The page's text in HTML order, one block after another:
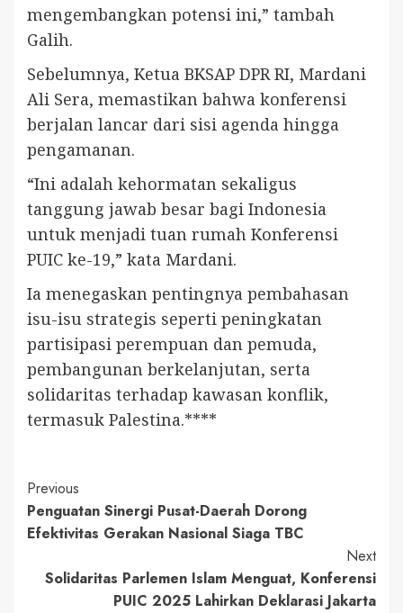
mengembangkan potensi ini,” tambah
Galih.
Sebelumnya, Ketua BKSAP DPR RI, Mardani
Ali Sera, memastikan bahwa konferensi
berjalan lancar dari sisi agenda hingga
pengamanan.
“Ini adalah kehormatan sekaligus
tanggung jawab besar bagi Indonesia
untuk menjadi tuan rumah Konferensi
PUIC ke-19,” kata Mardani.
Ia menegaskan pentingnya pembahasan
isu-isu strategis seperti peningkatan
partisipasi perempuan dan pemuda,
pembangunan berkelanjutan, serta
solidaritas terhadap kawasan konflik,
termasuk Palestina.****
Continue
Reading
Previous
Penguatan Sinergi Pusat-Daerah Dorong
Efektivitas Gerakan Nasional Siaga TBC
Next
Solidaritas Parlemen Islam Menguat, Konferensi
PUIC 2025 Lahirkan Deklarasi Jakarta